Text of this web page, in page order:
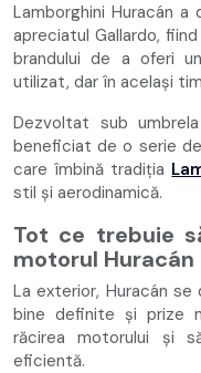
Lamborghini Huracán
apreciatul Gallardo,
brandului de a oferi
utilizat, dar în același
Dezvoltat sub umbrela
beneficiat de o serie
care îmbină tradiția
stil și aerodinamică.
Tot ce trebuie
motorul Huracán
La exterior, Huracán
bine definite și prize
răcirea motorului și
eficientă.